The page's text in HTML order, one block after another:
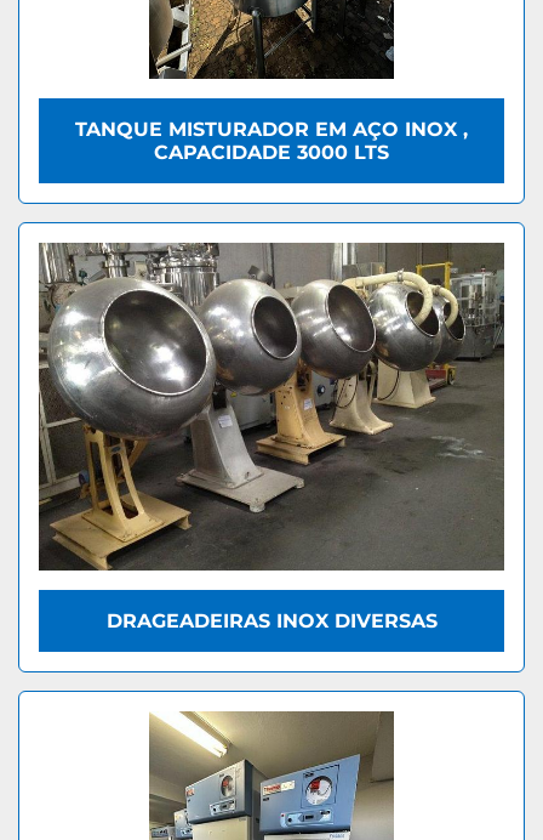
TANQUE MISTURADOR EM AÇO INOX ,
CAPACIDADE 3000 LTS
DRAGEADEIRAS INOX DIVERSAS